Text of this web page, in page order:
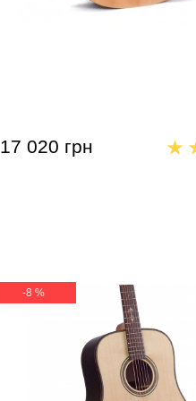
17 020 грн
-8 %